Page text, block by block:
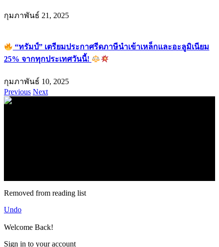
กุมภาพันธ์ 21, 2025
“ทรัมป์” เตรียมประกาศรีดภาษีนำเข้าเหล็กและอะลูมิเนียม
25% จากทุกประเทศวันนี้!
กุมภาพันธ์ 10, 2025
Previous Next
Removed from reading list
Undo
Welcome Back!
Sign in to your account